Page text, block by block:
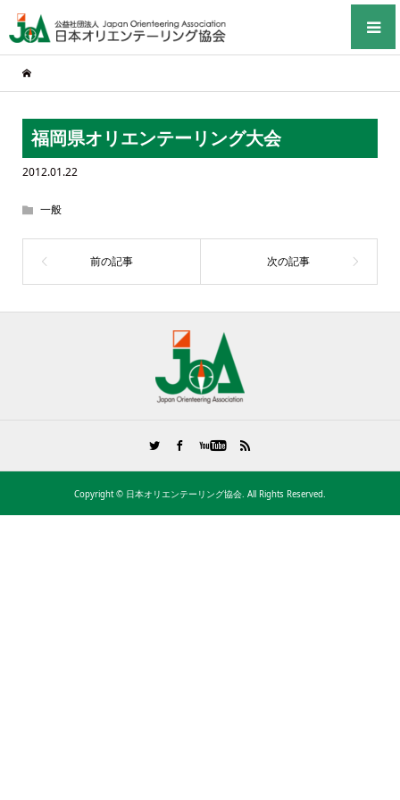
福岡県オリエンテーリング大会
2012.01.22
一般
Copyright © 日本オリエンテーリング協会. All Rights Reserved.